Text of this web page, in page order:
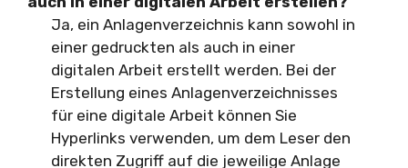
Ja, ein Anlagenverzeichnis kann sowohl in
einer gedruckten als auch in einer
digitalen Arbeit erstellt werden. Bei der
Erstellung eines Anlagenverzeichnisses
für eine digitale Arbeit können Sie
Hyperlinks verwenden, um dem Leser den
direkten Zugriff auf die jeweilige Anlage